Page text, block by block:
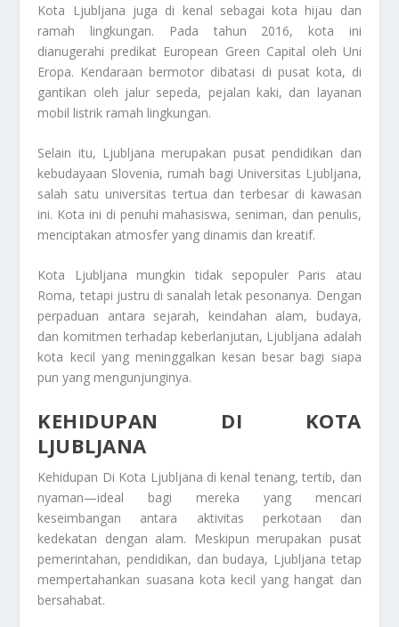
Kota Ljubljana juga di kenal sebagai kota hijau dan
ramah lingkungan. Pada tahun 2016, kota ini
dianugerahi predikat European Green Capital oleh Uni
Eropa. Kendaraan bermotor dibatasi di pusat kota, di
gantikan oleh jalur sepeda, pejalan kaki, dan layanan
mobil listrik ramah lingkungan.
Selain itu, Ljubljana merupakan pusat pendidikan dan
kebudayaan Slovenia, rumah bagi Universitas Ljubljana,
salah satu universitas tertua dan terbesar di kawasan
ini. Kota ini di penuhi mahasiswa, seniman, dan penulis,
menciptakan atmosfer yang dinamis dan kreatif.
Kota Ljubljana mungkin tidak sepopuler Paris atau
Roma, tetapi justru di sanalah letak pesonanya. Dengan
perpaduan antara sejarah, keindahan alam, budaya,
dan komitmen terhadap keberlanjutan, Ljubljana adalah
kota kecil yang meninggalkan kesan besar bagi siapa
pun yang mengunjunginya.
KEHIDUPAN DI KOTA
LJUBLJANA
Kehidupan Di Kota Ljubljana di kenal tenang, tertib, dan
nyaman—ideal bagi mereka yang mencari
keseimbangan antara aktivitas perkotaan dan
kedekatan dengan alam. Meskipun merupakan pusat
pemerintahan, pendidikan, dan budaya, Ljubljana tetap
mempertahankan suasana kota kecil yang hangat dan
bersahabat.